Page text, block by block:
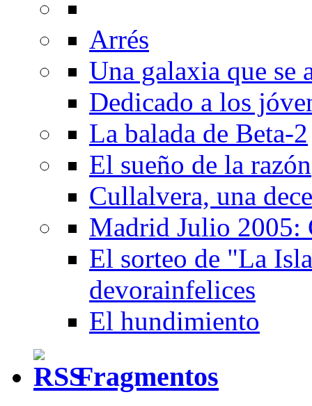
Arrés
Una galaxia que se
Dedicado a los
La balada de Beta-2
El sueño de la razón
Cullalvera, una
Madrid Julio 2005:
El sorteo de "La
devorainfelices
El hundimiento
Fragmentos